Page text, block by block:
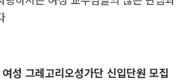
성 그레고리오성가단 신입단원 모집